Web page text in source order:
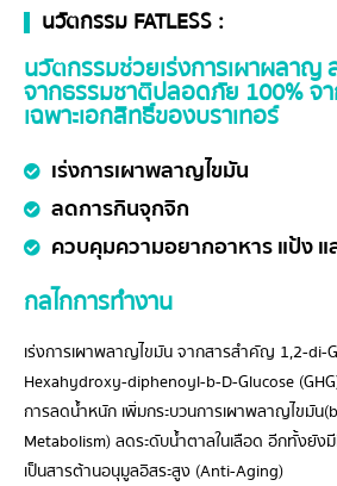
นวัตกรรม FATLESS :
นวัตกรรมช่วยเร่งการเผาผลาญ
จากธรรมชาติปลอดภัย 100% จ
เฉพาะเอกสิทธิ์ของบราเทอร์
เร่งการเผาพลาญไขมัน
ลดการกินจุกจิก
ควบคุมความอยากอาหาร แป้ง แ
กลไกการทำงาน
เร่งการเผาพลาญไขมัน จากสารสำคัญ 1,2-di-
Hexahydroxy-diphenoyl-b-D-Glucose
การลดน้ำหนัก เพิ่มกระบวนการเผาพลาญไขมั
Metabolism) ลดระดับน้ำตาลในเลือด อีกทั้งยัง
เป็นสารต้านอนุมูลอิสระสูง (Anti-Aging)